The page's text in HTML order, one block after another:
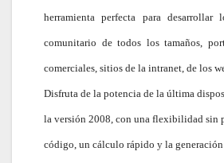
herramienta perfecta para
comunitario de todos los tamaños,
comerciales, sitios de la intranet, de los
Disfruta de la potencia de la última
la versión 2008, con una flexibilidad sin
código, un cálculo rápido y la